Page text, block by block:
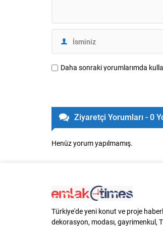
Daha sonraki yorumlarımda
Ziyaretçi Yorumları - 0
Henüz yorum yapılmamış.
Türkiye'de yeni konut ve proje
dekorasyon, modası, gayrimenkul,